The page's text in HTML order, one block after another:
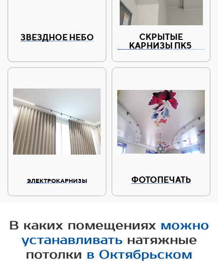
ЗВЕЗДНОЕ НЕБО
СКРЫТЫЕ
КАРНИЗЫ ПК5
ЭЛЕКТРОКАРНИЗЫ ФОТОПЕЧАТЬ
В каких помещениях можно
устанавливать натяжные
потолки в Октябрьском